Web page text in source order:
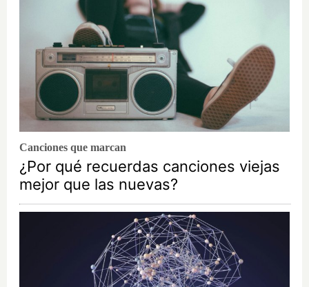
Canciones que marcan
¿Por qué recuerdas canciones viejas
mejor que las nuevas?